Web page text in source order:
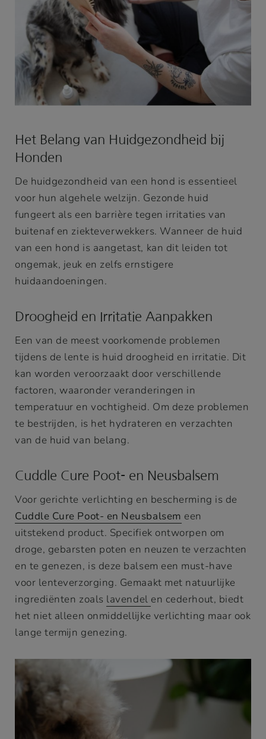
Het Belang van Huidgezondheid bij
Honden
De huidgezondheid van een hond is essentieel
voor hun algehele welzijn. Gezonde huid
fungeert als een barrière tegen irritaties van
buitenaf en ziekteverwekkers. Wanneer de huid
van een hond is aangetast, kan dit leiden tot
ongemak, jeuk en zelfs ernstigere
huidaandoeningen.
Droogheid en Irritatie Aanpakken
Een van de meest voorkomende problemen
tijdens de lente is huid droogheid en irritatie. Dit
kan worden veroorzaakt door verschillende
factoren, waaronder veranderingen in
temperatuur en vochtigheid. Om deze problemen
te bestrijden, is het hydrateren en verzachten
van de huid van belang.
Cuddle Cure Poot- en Neusbalsem
Voor gerichte verlichting en bescherming is de
Cuddle Cure Poot- en Neusbalsem een
uitstekend product. Specifiek ontworpen om
droge, gebarsten poten en neuzen te verzachten
en te genezen, is deze balsem een must-have
voor lenteverzorging. Gemaakt met natuurlijke
ingrediënten zoals lavendel en cederhout, biedt
het niet alleen onmiddellijke verlichting maar ook
lange termijn genezing.